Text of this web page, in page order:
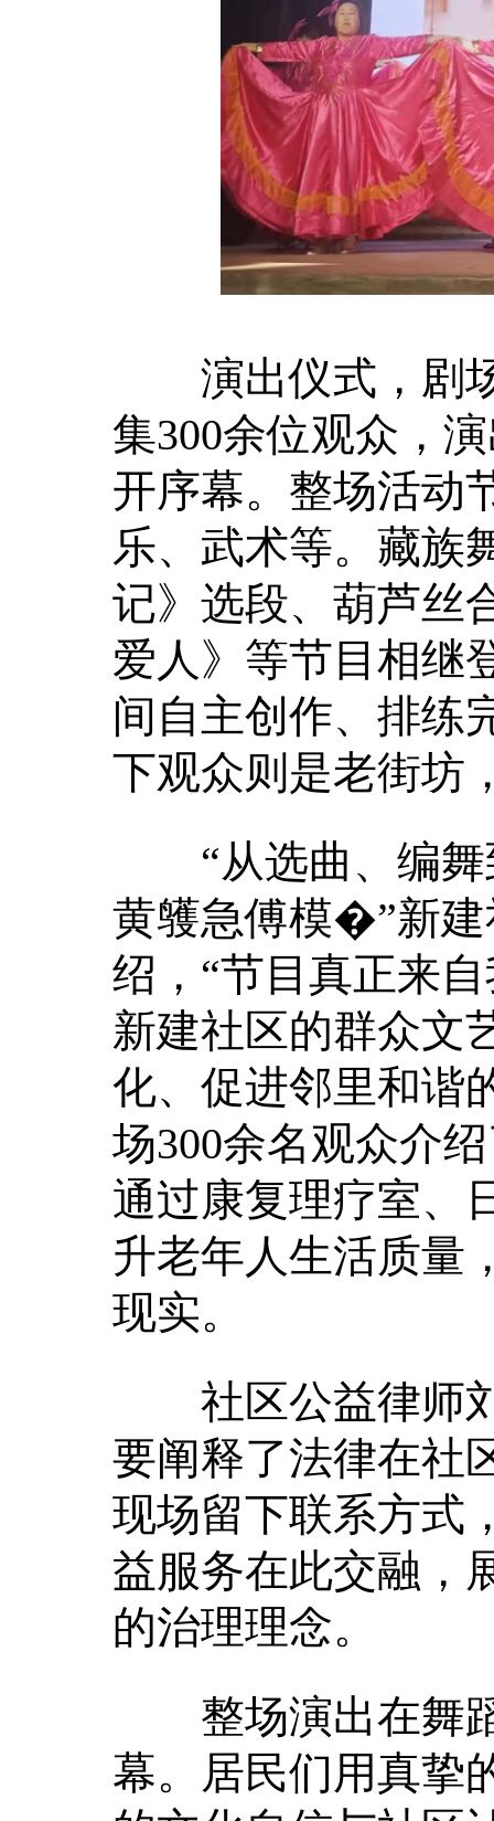
演出仪式，剧场
集300余位观众，
开序幕。整场活动
乐、武术等。藏族
记》选段、葫芦丝
爱人》等节目相继
间自主创作、排练
下观众则是老街坊
“从选曲、编舞
黄鹱急傅模�”新建
绍，“节目真正来
新建社区的群众文
化、促进邻里和谐
场300余名观众介
通过康复理疗室、
升老年人生活质量
现实。
社区公益律师刘
要阐释了法律在社
现场留下联系方式
益服务在此交融，
的治理理念。
整场演出在舞蹈
幕。居民们用真挚